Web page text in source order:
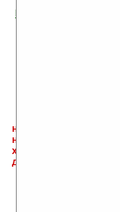
не забывайте, что
настроить и с ней
характера
давать всем не